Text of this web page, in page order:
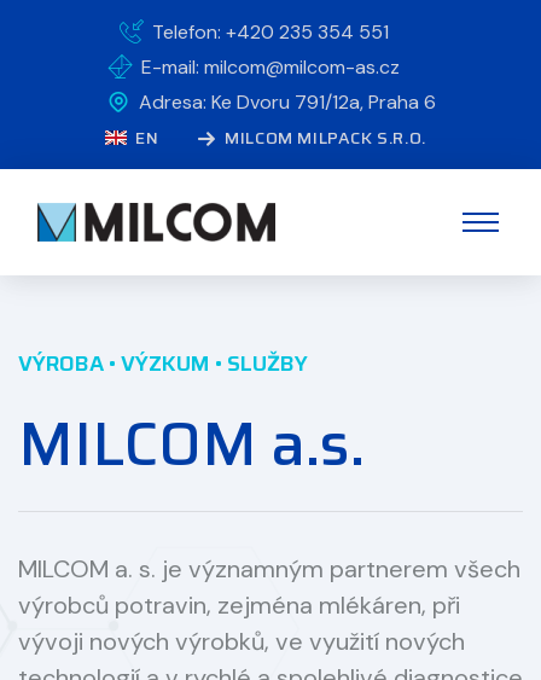
Telefon: +420 235 354 551
E-mail: milcom@milcom-as.cz
Adresa: Ke Dvoru 791/12a, Praha 6
EN MILCOM MILPACK S.R.O.
VÝROBA • VÝZKUM • SLUŽBY
MILCOM a.s.
MILCOM a. s. je významným partnerem všech
výrobců potravin, zejména mlékáren, při
vývoji nových výrobků, ve využití nových